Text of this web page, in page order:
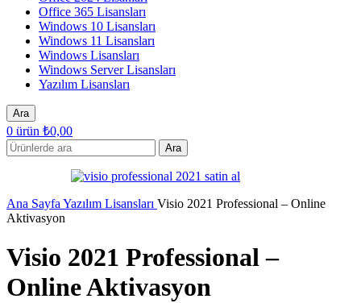
Office 365 Lisansları
Windows 10 Lisansları
Windows 11 Lisansları
Windows Lisansları
Windows Server Lisansları
Yazılım Lisansları
Ara
0 ürün ₺0,00
Ara
Ana Sayfa Yazılım Lisansları Visio 2021 Professional – Online
Aktivasyon
Visio 2021 Professional –
Online Aktivasyon